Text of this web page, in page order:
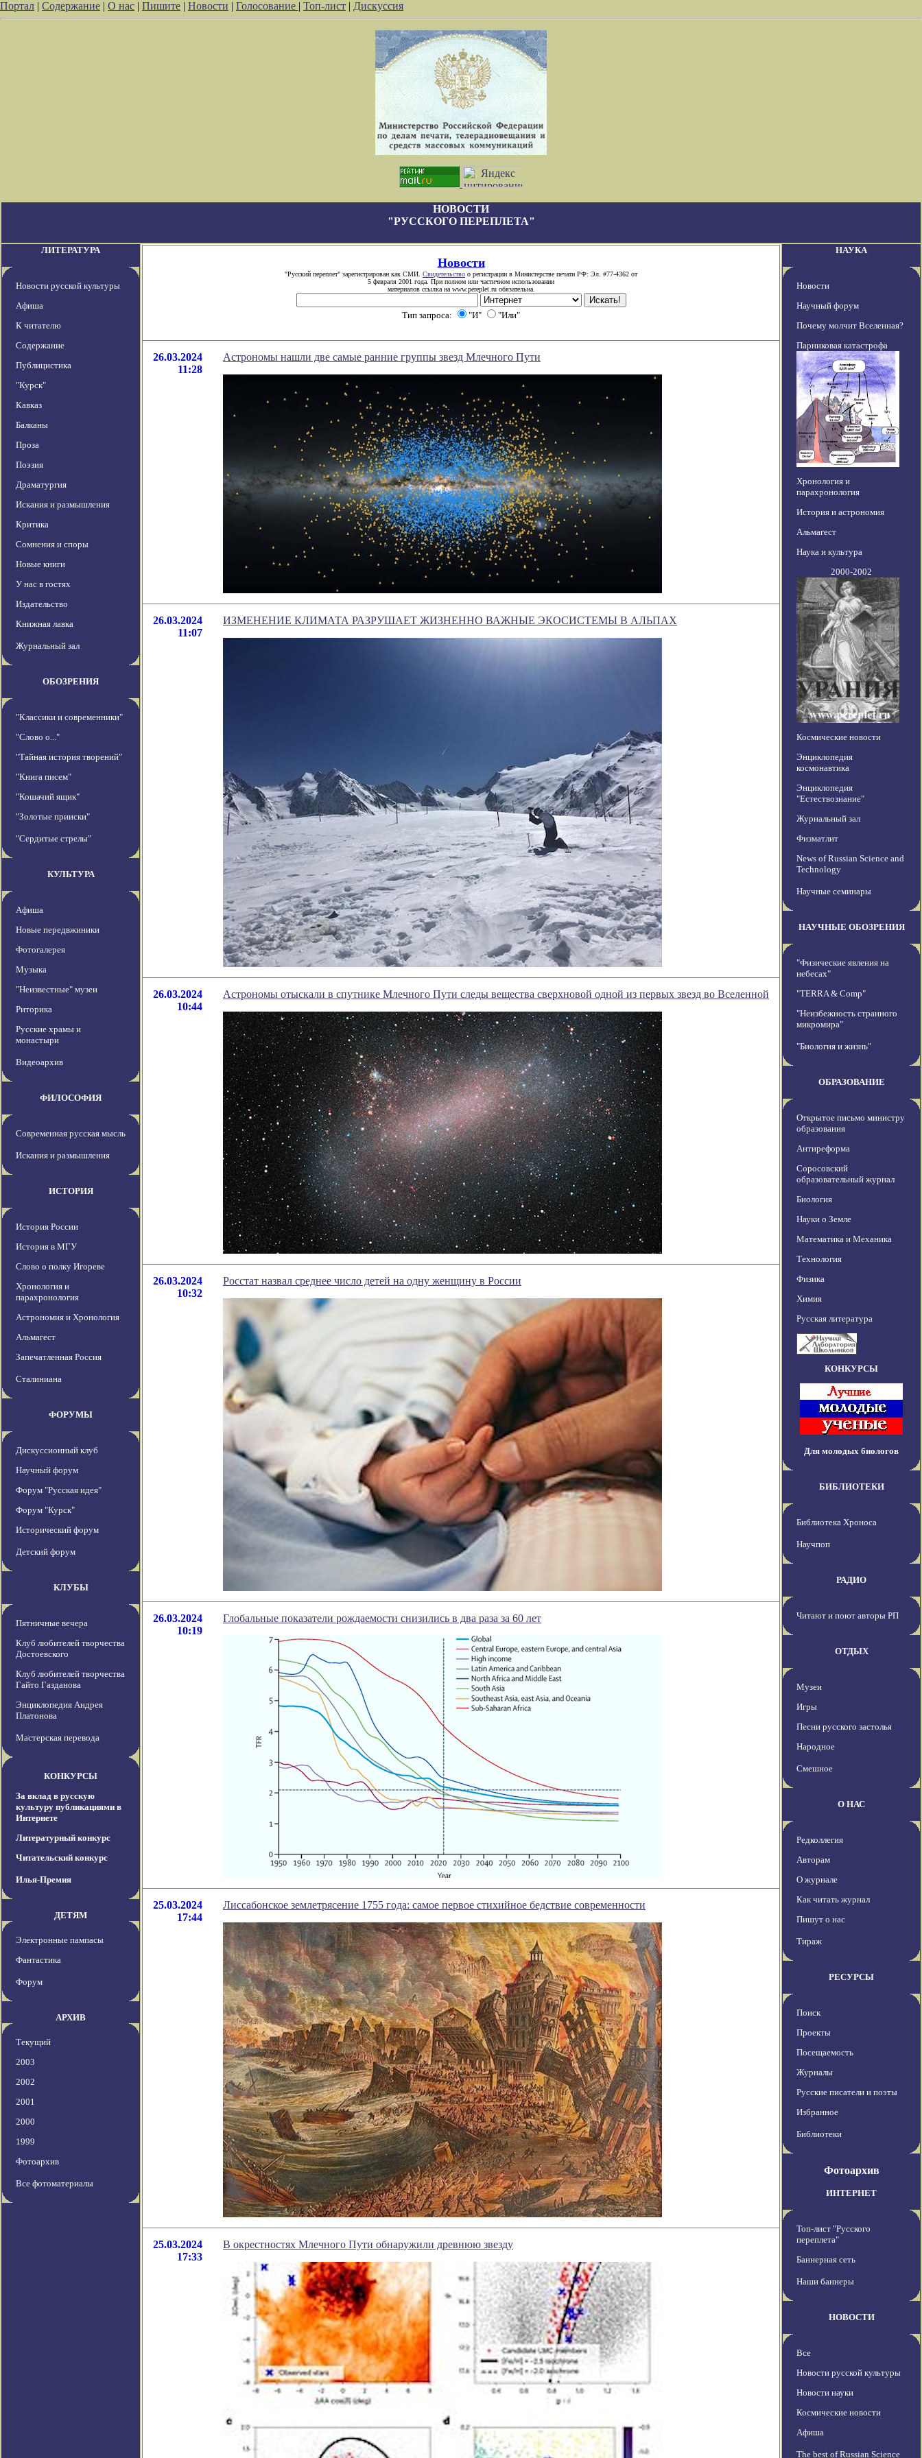
Портал | Содержание | О нас | Пишите | Новости | Голосование | Топ-лист | Дискуссия
НОВОСТИ
"РУССКОГО ПЕРЕПЛЕТА"
ЛИТЕРАТУРА
Новости русской культуры
Афиша
К читателю
Содержание
Публицистика
"Курск"
Кавказ
Балканы
Проза
Поэзия
Драматургия
Искания и размышления
Критика
Сомнения и споры
Новые книги
У нас в гостях
Издательство
Книжная лавка
Журнальный зал
ОБОЗРЕНИЯ
"Классики и современники"
"Слово о..."
"Тайная история творений"
"Книга писем"
"Кошачий ящик"
"Золотые прииски"
"Сердитые стрелы"
КУЛЬТУРА
Афиша
Новые передвжиники
Фотогалерея
Музыка
"Неизвестные" музеи
Риторика
Русские храмы и
монастыри
Видеоархив
ФИЛОСОФИЯ
Современная русская мысль
Искания и размышления
ИСТОРИЯ
История России
История в МГУ
Слово о полку Игореве
Хронология и
парахронология
Астрономия и Хронология
Альмагест
Запечатленная Россия
Сталиниана
ФОРУМЫ
Дискуссионный клуб
Научный форум
Форум "Русская идея"
Форум "Курск"
Исторический форум
Детский форум
КЛУБЫ
Пятничные вечера
Клуб любителей творчества
Достоевского
Клуб любителей творчества
Гайто Газданова
Энциклопедия Андрея
Платонова
Мастерская перевода
КОНКУРСЫ
За вклад в русскую
культуру публикациями в
Интернете
Литературный конкурс
Читательский конкурс
Илья-Премия
ДЕТЯМ
Электронные пампасы
Фантастика
Форум
АРХИВ
Текущий
2003
2002
2001
2000
1999
Фотоархив
Все фотоматериалы
Новости
"Русский переплет" зарегистрирован как СМИ. Свидетельство о регистрации в Министерстве печати РФ: Эл. #77-4362 от
5 февраля 2001 года. При полном или частичном использовании
материалов ссылка на www.pereplet.ru обязательна.
Тип запроса: "И" "Или"
26.03.2024
11:28
Астрономы нашли две самые ранние группы звезд Млечного Пути
26.03.2024
11:07
ИЗМЕНЕНИЕ КЛИМАТА РАЗРУШАЕТ ЖИЗНЕННО ВАЖНЫЕ ЭКОСИСТЕМЫ В АЛЬПАХ
26.03.2024
10:44
Астрономы отыскали в спутнике Млечного Пути следы вещества сверхновой одной из первых звезд во Вселенной
26.03.2024
10:32
Росстат назвал среднее число детей на одну женщину в России
26.03.2024
10:19
Глобальные показатели рождаемости снизились в два раза за 60 лет
25.03.2024
17:44
Лиссабонское землетрясение 1755 года: самое первое стихийное бедствие современности
25.03.2024
17:33
В окрестностях Млечного Пути обнаружили древнюю звезду
НАУКА
Новости
Научный форум
Почему молчит Вселенная?
Парниковая катастрофа
Хронология и
парахронология
История и астрономия
Альмагест
Наука и культура
2000-2002
Космические новости
Энциклопедия
космонавтика
Энциклопедия
"Естествознание"
Журнальный зал
Физматлит
News of Russian Science and
Technology
Научные семинары
НАУЧНЫЕ ОБОЗРЕНИЯ
"Физические явления на
небесах"
"TERRA & Comp"
"Неизбежность странного
микромира"
"Биология и жизнь"
ОБРАЗОВАНИЕ
Открытое письмо министру
образования
Антиреформа
Соросовский
образовательный журнал
Биология
Науки о Земле
Математика и Механика
Технология
Физика
Химия
Русская литература
КОНКУРСЫ
Для молодых биологов
БИБЛИОТЕКИ
Библиотека Хроноса
Научпоп
РАДИО
Читают и поют авторы РП
ОТДЫХ
Музеи
Игры
Песни русского застолья
Народное
Смешное
О НАС
Редколлегия
Авторам
О журнале
Как читать журнал
Пишут о нас
Тираж
РЕСУРСЫ
Поиск
Проекты
Посещаемость
Журналы
Русские писатели и поэты
Избранное
Библиотеки
Фотоархив
ИНТЕРНЕТ
Топ-лист "Русского
переплета"
Баннерная сеть
Наши баннеры
НОВОСТИ
Все
Новости русской культуры
Новости науки
Космические новости
Афиша
The best of Russian Science